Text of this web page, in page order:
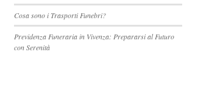
Cosa sono i Trasporti Funebri?
Previdenza Funeraria in Vivenza: Prepararsi al Futuro
con Serenità